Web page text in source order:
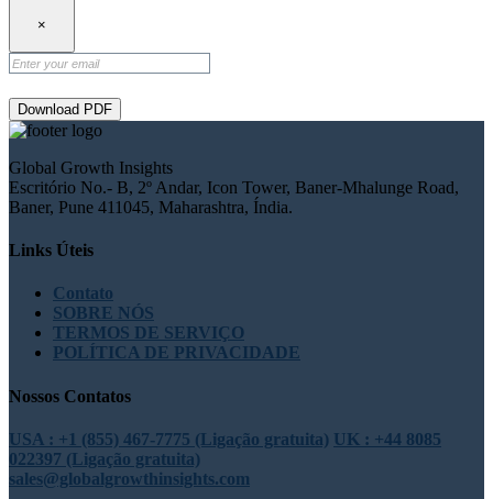
×
Download PDF
Global Growth Insights
Escritório No.- B, 2º Andar, Icon Tower, Baner-Mhalunge Road,
Baner, Pune 411045, Maharashtra, Índia.
Links Úteis
Contato
SOBRE NÓS
TERMOS DE SERVIÇO
POLÍTICA DE PRIVACIDADE
Nossos Contatos
USA : +1 (855) 467-7775 (Ligação gratuita) UK : +44 8085
022397 (Ligação gratuita)
sales@globalgrowthinsights.com